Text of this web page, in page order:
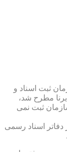
ثبت اسناد و
۹۱ در گفتگو با ایرنا مطرح شد،
ثبت نمی
دفاتر اسناد رسمی